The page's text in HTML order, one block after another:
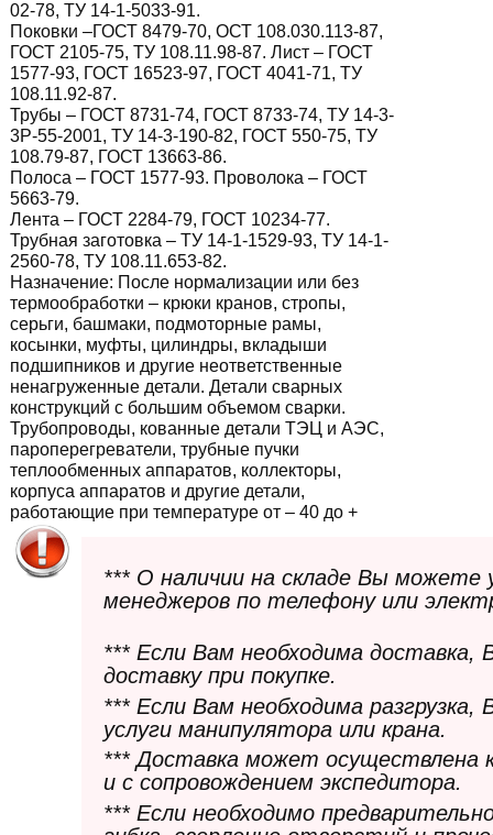
02-78, ТУ 14-1-5033-91.
Поковки –ГОСТ 8479-70, ОСТ 108.030.113-87,
ГОСТ 2105-75, ТУ 108.11.98-87. Лист – ГОСТ
1577-93, ГОСТ 16523-97, ГОСТ 4041-71, ТУ
108.11.92-87.
Трубы – ГОСТ 8731-74, ГОСТ 8733-74, ТУ 14-3-
3Р-55-2001, ТУ 14-3-190-82, ГОСТ 550-75, ТУ
108.79-87, ГОСТ 13663-86.
Полоса – ГОСТ 1577-93. Проволока – ГОСТ
5663-79.
Лента – ГОСТ 2284-79, ГОСТ 10234-77.
Трубная заготовка – ТУ 14-1-1529-93, ТУ 14-1-
2560-78, ТУ 108.11.653-82.
Назначение: После нормализации или без
термообработки – крюки кранов, стропы,
серьги, башмаки, подмоторные рамы,
косынки, муфты, цилиндры, вкладыши
подшипников и другие неответственные
ненагруженные детали. Детали сварных
конструкций с большим объемом сварки.
Трубопроводы, кованные детали ТЭЦ и АЭС,
пароперегреватели, трубные пучки
теплообменных аппаратов, коллекторы,
корпуса аппаратов и другие детали,
работающие при температуре от – 40 до +
*** О наличии на складе Вы можете
менеджеров по телефону или
*** Если Вам необходима
доставку при покупке.
*** Если Вам необходима
услуги манипулятора или крана.
*** Доставка может осуществлена
и с сопровождением экспедитора.
*** Если необходимо